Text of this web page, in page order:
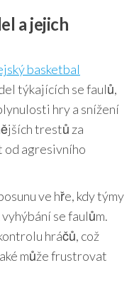
a jejich
basketbal
týkajících se faulů,
hry a snížení
trestů za
od agresivního
ve hře, kdy týmy
se faulům.
hráčů, což
může frustrovat